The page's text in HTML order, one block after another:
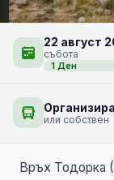
царица
22 август
събота
1 Ден
или собствен
Връх Тодорка